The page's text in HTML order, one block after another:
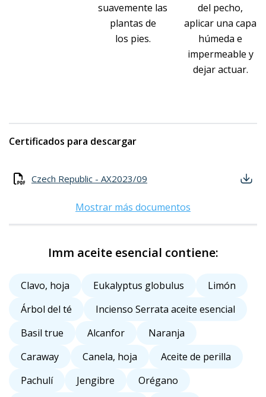
suavemente las
plantas de
los pies.
del pecho,
aplicar una capa
húmeda e
impermeable y
dejar actuar.
Certificados para descargar
Czech Republic - AX2023/09
Mostrar más documentos
Imm aceite esencial contiene:
Clavo, hoja Eukalyptus globulus
Limón
Árbol del té
Incienso Serrata aceite esencial
Basil true
Alcanfor
Naranja
Caraway
Canela, hoja
Aceite de perilla
Pachulí
Jengibre
Orégano